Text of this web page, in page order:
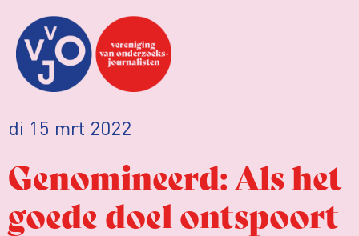
di 15 mrt 2022
Genomineerd: Als het
goede doel ontspoort